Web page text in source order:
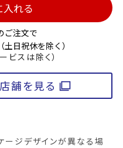
入れる
ご注文で
日祝休を除く）
ビスは除く）
舗を見る
ジデザインが異なる場